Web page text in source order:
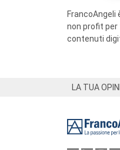
FrancoAngeli
non profit
contenuti
LA TUA